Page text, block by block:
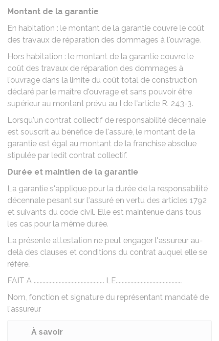
Montant de la garantie
En habitation : le montant de la garantie couvre le coût
des travaux de réparation des dommages à l'ouvrage.
Hors habitation : le montant de la garantie couvre le
coût des travaux de réparation des dommages à
l'ouvrage dans la limite du coût total de construction
déclaré par le maître d'ouvrage et sans pouvoir être
supérieur au montant prévu au I de l'article R. 243-3.
Lorsqu'un contrat collectif de responsabilité décennale
est souscrit au bénéfice de l'assuré, le montant de la
garantie est égal au montant de la franchise absolue
stipulée par ledit contrat collectif.
Durée et maintien de la garantie
La garantie s'applique pour la durée de la responsabilité
décennale pesant sur l'assuré en vertu des articles 1792
et suivants du code civil. Elle est maintenue dans tous
les cas pour la même durée.
La présente attestation ne peut engager l'assureur au-
delà des clauses et conditions du contrat auquel elle se
réfère.
FAIT A ................................................ LE.............................................
Nom, fonction et signature du représentant mandaté de
l'assureur
À savoir